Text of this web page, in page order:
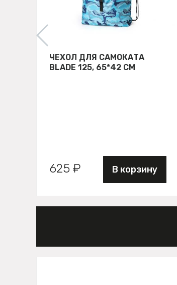
ЧЕХОЛ ДЛЯ САМОКАТА
BLADE 125, 65*42 СМ
625 ₽ В корзину